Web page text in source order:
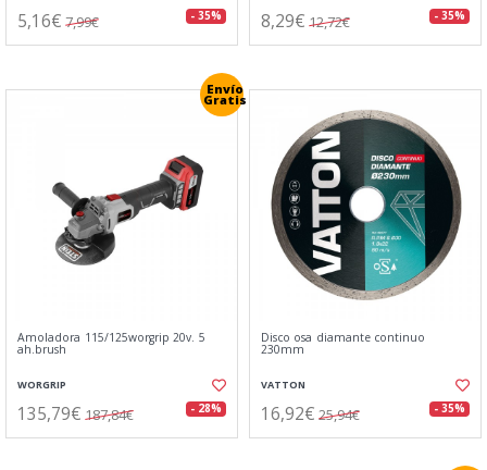
5,16€ 7,99€ - 35% 8,29€ 12,72€ - 35%
Envío
Gratis
Amoladora 115/125worgrip 20v. 5
ah.brush
WORGRIP
135,79€ 187,84€ - 28%
Disco osa diamante continuo
230mm
VATTON
16,92€ 25,94€ - 35%